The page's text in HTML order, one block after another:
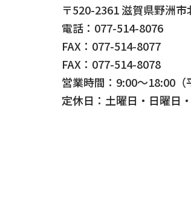
〒520-2361 滋賀県野洲
電話：077-514-8076
FAX：077-514-8077
FAX：077-514-8078
営業時間：9:00～18:00（
定休日：土曜日・日曜日